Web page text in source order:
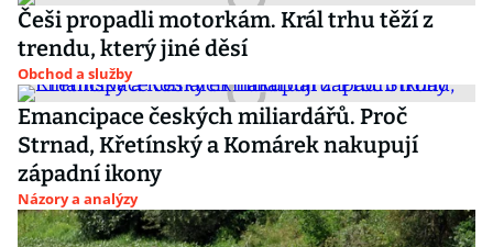
Češi propadli motorkám. Král trhu těží z
trendu, který jiné děsí
Obchod a služby
Emancipace českých miliardářů. Proč
Strnad, Křetínský a Komárek nakupují
západní ikony
Názory a analýzy